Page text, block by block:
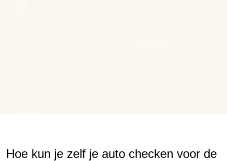
Hoe kun je zelf je auto checken voor de